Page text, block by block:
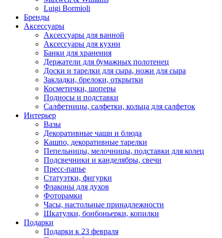
Luigi Bormioli
Бренды
Аксессуары
Аксессуары для ванной
Аксессуары для кухни
Банки для хранения
Держатели для бумажных полотенец
Доски и тарелки для сыра, ножи для сыра
Закладки, брелоки, открытки
Косметички, шоперы
Подносы и подставки
Салфетницы, салфетки, кольца для салфеток
Интерьер
Вазы
Декоративные чаши и блюда
Кашпо, декоративные тарелки
Пепельницы, мелочницы, подставки для колец
Подсвечники и канделябры, свечи
Пресс-папье
Статуэтки, фигурки
Флаконы для духов
Фоторамки
Часы, настольные принадлежности
Шкатулки, бонбоньерки, копилки
Подарки
Подарки к 23 февраля